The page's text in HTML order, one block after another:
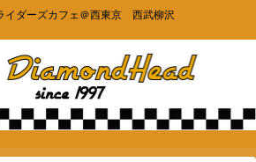
ダーズカフェ＠西東京 西武柳沢